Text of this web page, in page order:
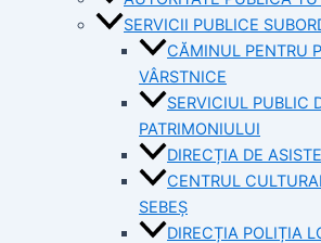
SERVICII PUBLICE
CĂMINUL PENTRU
VÂRSTNICE
SERVICIUL PUBLIC
PATRIMONIULUI
DIRECȚIA DE
CENTRUL
SEBEȘ
DIRECȚIA POLIȚIA